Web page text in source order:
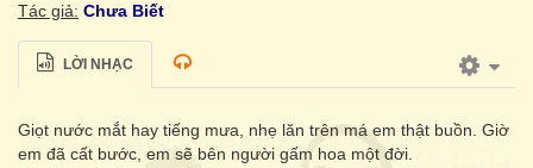
Tác giả: Chưa Biết
LỜI NHẠC
Giọt nước mắt hay tiếng mưa, nhẹ lăn trên má em thật buồn. Giờ
em đã cất bước, em sẽ bên người gấm hoa một đời.